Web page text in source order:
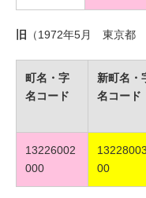
旧 （1972年5月 東京都
町名・字
名コード
新町名・
名コード
13226002
000
00